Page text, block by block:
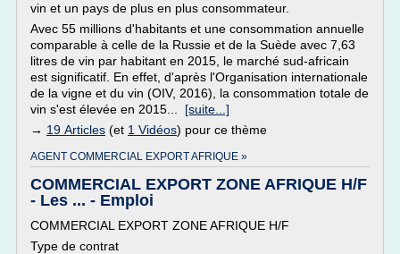
vin et un pays de plus en plus consommateur.
Avec 55 millions d'habitants et une consommation annuelle
comparable à celle de la Russie et de la Suède avec 7,63
litres de vin par habitant en 2015, le marché sud-africain
est significatif. En effet, d'après l'Organisation internationale
de la vigne et du vin (OIV, 2016), la consommation totale de
vin s'est élevée en 2015... [suite...]
→ 19 Articles (et 1 Vidéos) pour ce thème
AGENT COMMERCIAL EXPORT AFRIQUE »
COMMERCIAL EXPORT ZONE AFRIQUE H/F
- Les ... - Emploi
COMMERCIAL EXPORT ZONE AFRIQUE H/F
Type de contrat